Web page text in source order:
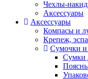
Чехлы-
Аксессуары
Аксессуары
Компасы и
Крепеж,
Сумочки и
Сумки